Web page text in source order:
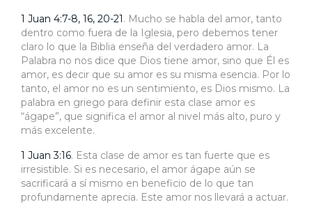
1 Juan 4:7-8, 16, 20-21. Mucho se habla del amor, tanto
dentro como fuera de la Iglesia, pero debemos tener
claro lo que la Biblia enseña del verdadero amor. La
Palabra no nos dice que Dios tiene amor, sino que Él es
amor, es decir que su amor es su misma esencia. Por lo
tanto, el amor no es un sentimiento, es Dios mismo. La
palabra en griego para definir esta clase amor es
“ágape”, que significa el amor al nivel más alto, puro y
más excelente.
1 Juan 3:16. Esta clase de amor es tan fuerte que es
irresistible. Si es necesario, el amor ágape aún se
sacrificará a sí mismo en beneficio de lo que tan
profundamente aprecia. Este amor nos llevará a actuar.